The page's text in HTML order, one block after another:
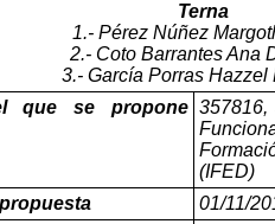
Terna
1.- Pérez Núñez
2.- Coto Barrantes Ana
3.- García Porras Hazzel
que se propone 357816,
(IFED)
01/11/